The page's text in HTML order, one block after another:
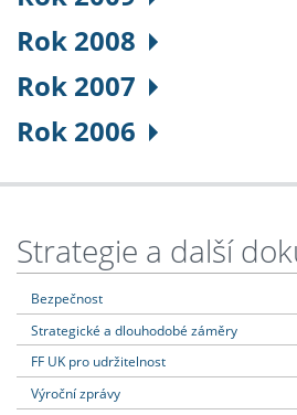
Rok 2008
Rok 2007
Rok 2006
Strategie a další
Bezpečnost
Strategické a dlouhodobé záměry
FF UK pro udržitelnost
Výroční zprávy